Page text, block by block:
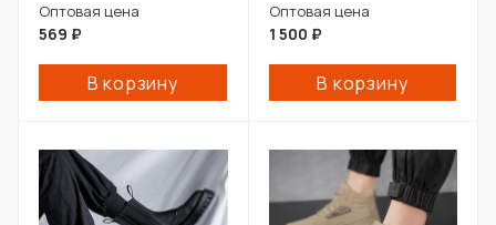
Оптовая цена
569 ₽
В корзину
Оптовая цена
1 500 ₽
В корзину